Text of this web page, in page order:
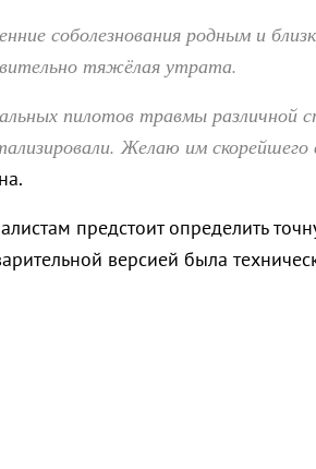
соболезнования родным и
тяжёлая утрата.
пилотов травмы
Желаю им скорейшего
предстоит определить
версией была